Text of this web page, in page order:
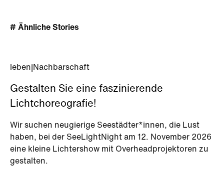
# Ähnliche Stories
leben Nachbarschaft
Gestalten Sie eine faszinierende
Lichtchoreografie!
Wir suchen neugierige Seestädter*innen, die Lust
haben, bei der SeeLightNight am 12. November 2026
eine kleine Lichtershow mit Overheadprojektoren zu
gestalten.